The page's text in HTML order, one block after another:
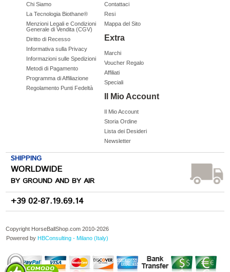
Chi Siamo
La Tecnologia Biothane®
Menzioni Legali e Condizioni
Generale di Vendita (CGV)
Diritto di Recesso
Informativa sulla Privacy
Informazioni sulle Spedizioni
Metodi di Pagamento
Programma di Affiliazione
Regolamento Punti Fedeltà
Contattaci
Resi
Mappa del Sito
Extra
Marchi
Voucher Regalo
Affiliati
Speciali
Il Mio Account
Il Mio Account
Storia Ordine
Lista dei Desideri
Newsletter
SHIPPING
WORLDWIDE
BY GROUND AND BY AIR
+39 02-87.19.69.14
Copyright HorseBallShop.com 2010-2026
Powered byHBConsulting - Milano (Italy)